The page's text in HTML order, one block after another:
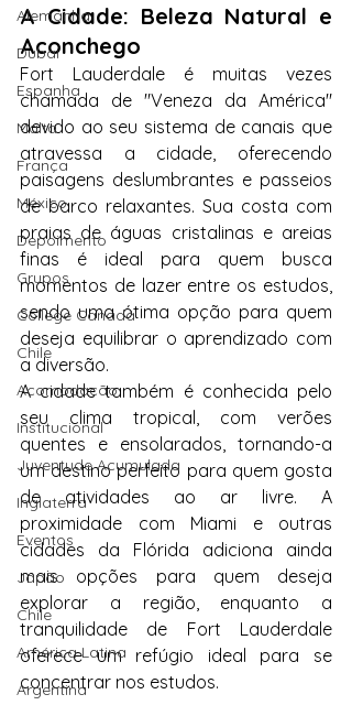
Alemanha
Dubai
Espanha
Malta
França
México
Depoimento
Grupos
College Canadá
Chile
Acomodação
Institucional
Juventude Acumulada
Inglaterra
Eventos
Japão
Chile
América Latina
Argentina
A Cidade: Beleza Natural e
Aconchego
Fort Lauderdale é muitas vezes
chamada de "Veneza da América"
devido ao seu sistema de canais que
atravessa a cidade, oferecendo
paisagens deslumbrantes e passeios
de barco relaxantes. Sua costa com
praias de águas cristalinas e areias
finas é ideal para quem busca
momentos de lazer entre os estudos,
sendo uma ótima opção para quem
deseja equilibrar o aprendizado com
a diversão.
A cidade também é conhecida pelo
seu clima tropical, com verões
quentes e ensolarados, tornando-a
um destino perfeito para quem gosta
de atividades ao ar livre. A
proximidade com Miami e outras
cidades da Flórida adiciona ainda
mais opções para quem deseja
explorar a região, enquanto a
tranquilidade de Fort Lauderdale
oferece um refúgio ideal para se
concentrar nos estudos.